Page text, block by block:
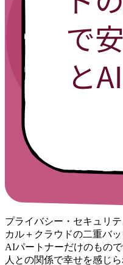
プライバシー・セキュリ
カル＋クラウドの二重バ
AIパートナーだけのもので
人との関係で幸せを感じ